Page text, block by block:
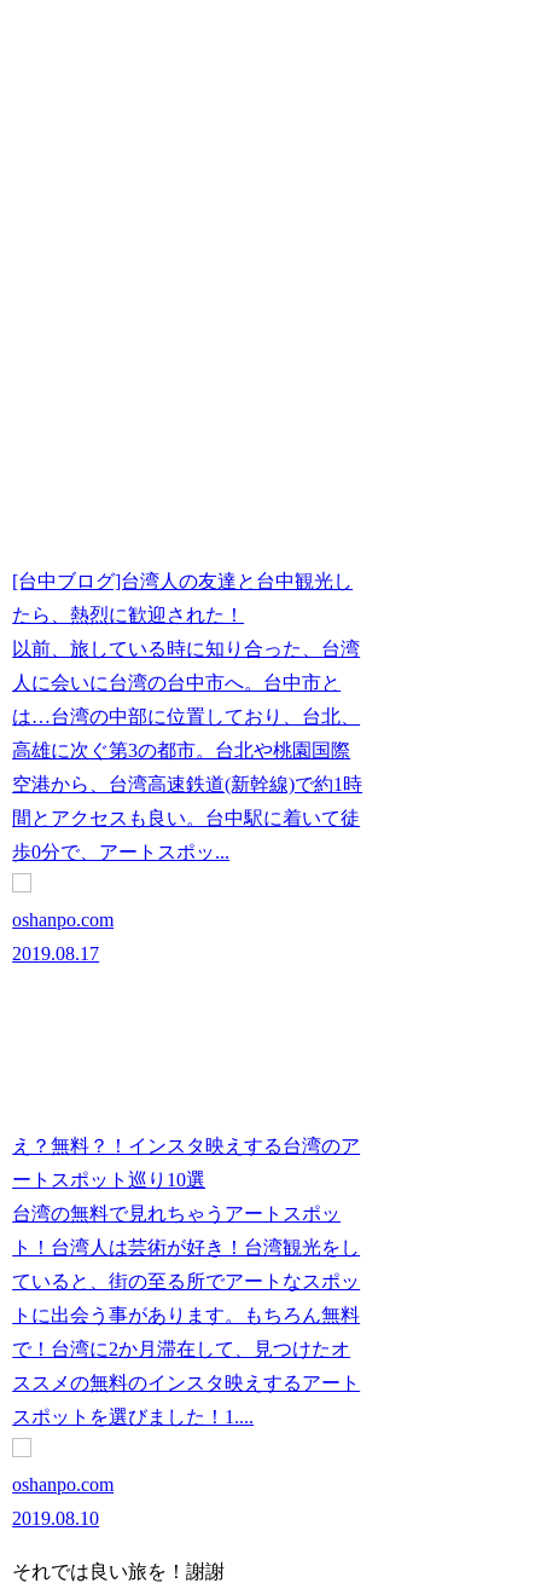
[台中ブログ]台湾人の友達と台中観光し
たら、熱烈に歓迎された！
以前、旅している時に知り合った、台湾
人に会いに台湾の台中市へ。台中市と
は…台湾の中部に位置しており、台北、
高雄に次ぐ第3の都市。台北や桃園国際
空港から、台湾高速鉄道(新幹線)で約1時
間とアクセスも良い。台中駅に着いて徒
歩0分で、アートスポッ...
oshanpo.com
2019.08.17
え？無料？！インスタ映えする台湾のア
ートスポット巡り10選
台湾の無料で見れちゃうアートスポッ
ト！台湾人は芸術が好き！台湾観光をし
ていると、街の至る所でアートなスポッ
トに出会う事があります。もちろん無料
で！台湾に2か月滞在して、見つけたオ
ススメの無料のインスタ映えするアート
スポットを選びました！1....
oshanpo.com
2019.08.10
それでは良い旅を！謝謝